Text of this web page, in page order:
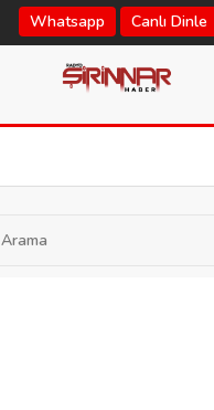
Whatsapp Canlı Dinle
Arama